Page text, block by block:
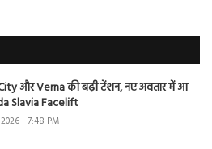
और Verna की बढ़ी टेंशन, नए अवतार में आ
Slavia Facelift
- 7:48 PM